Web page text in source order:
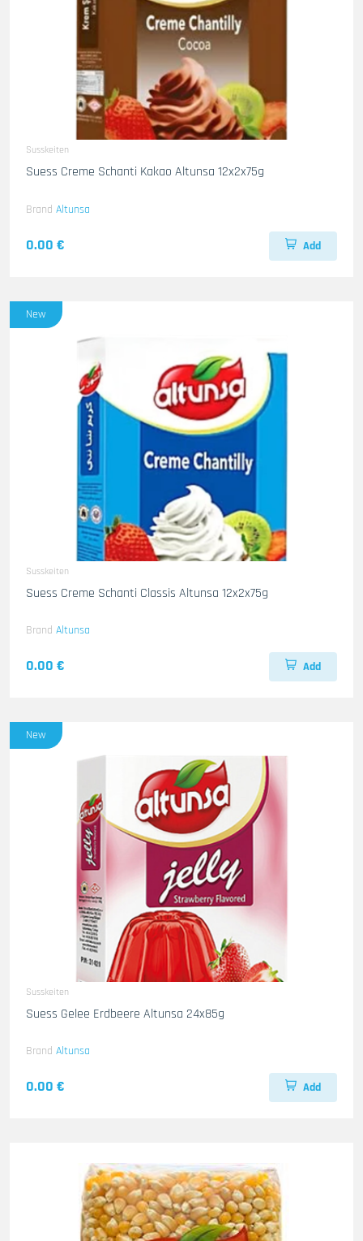
Susskeiten
Suess Creme Schanti Kakao Altunsa 12x2x75g
Brand Altunsa
0.00 € Add
New
Susskeiten
Suess Creme Schanti Classis Altunsa 12x2x75g
Brand Altunsa
0.00 € Add
New
Susskeiten
Suess Gelee Erdbeere Altunsa 24x85g
Brand Altunsa
0.00 € Add